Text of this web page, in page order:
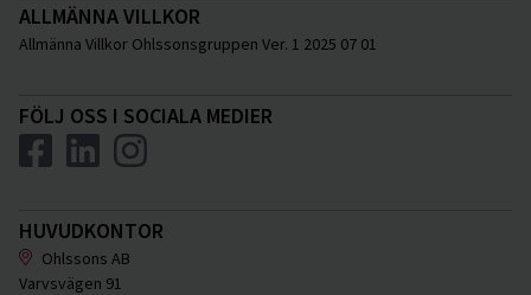
ALLMÄNNA VILLKOR
Allmänna Villkor Ohlssonsgruppen Ver. 1 2025 07 01
FÖLJ OSS I SOCIALA MEDIER
HUVUDKONTOR
Ohlssons AB
Varvsvägen 91